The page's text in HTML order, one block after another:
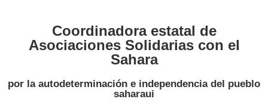
Coordinadora estatal de
Asociaciones Solidarias con el
Sahara
por la autodeterminación e independencia del pueblo
saharaui